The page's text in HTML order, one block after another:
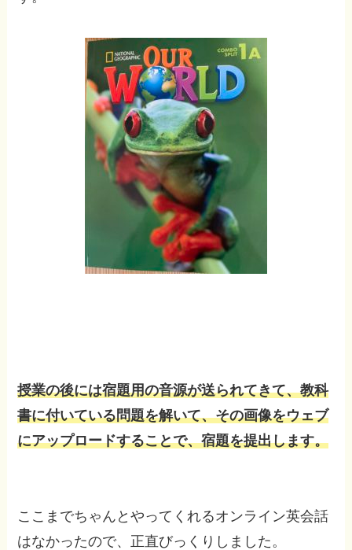
授業の後には宿題用の音源が送られてきて、教科
書に付いている問題を解いて、その画像をウェブ
にアップロードすることで、宿題を提出します。
ここまでちゃんとやってくれるオンライン英会話
はなかったので、正直びっくりしました。